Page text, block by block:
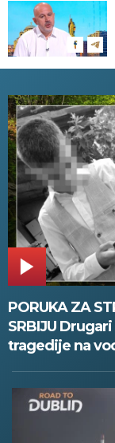
PORUKA ZA
SRBIJU
tragedije na